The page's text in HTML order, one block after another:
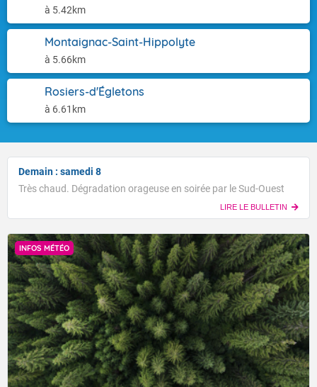
à 5.42km
Montaignac-Saint-Hippolyte
à 5.66km
Rosiers-d'Égletons
à 6.61km
Demain : samedi 8
Très chaud. Dégradation orageuse en soirée par le Sud-Ouest
LIRE LE BULLETIN
INFOS MÉTÉO